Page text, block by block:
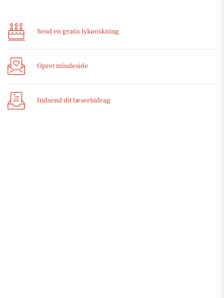
Send en gratis lykønskning
Opret mindeside
Indsend dit læserbidrag